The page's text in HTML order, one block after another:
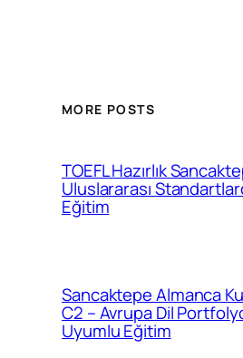
MORE POSTS
TOEFL Hazırlık
Uluslararası
Eğitim
Sancaktepe Almanca
C2 – Avrupa Dil
Uyumlu Eğitim